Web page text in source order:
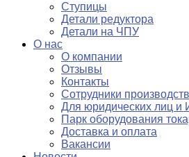
Ступицы
Детали редуктора
Детали на ЧПУ
О нас
О компании
Отзывы
Контакты
Сотрудники
Для юридических лиц и
Парк оборудования
Доставка и оплата
Вакансии